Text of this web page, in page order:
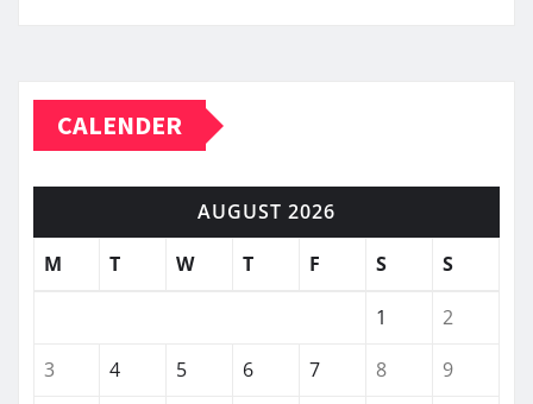
CALENDER
AUGUST 2026
M
T W T F S S
1
2
3
4 5 6 7 8
9